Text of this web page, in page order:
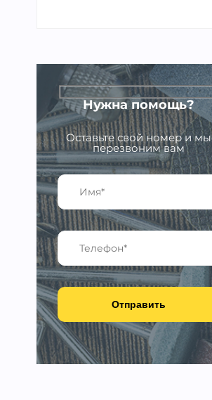
Нужна помощь?
Оставьте свой номер и мы
перезвоним вам
Отправить